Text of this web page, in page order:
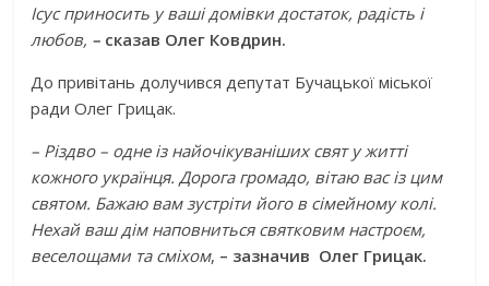
Ісус приносить у ваші домівки достаток, радість і
любов, – сказав Олег Ковдрин.
До привітань долучився депутат Бучацької міської
ради Олег Грицак.
– Різдво – одне із найочікуваніших свят у житті
кожного українця. Дорога громадо, вітаю вас із цим
святом. Бажаю вам зустріти його в сімейному колі.
Нехай ваш дім наповниться святковим настроєм,
веселощами та сміхом, – зазначив Олег Грицак.